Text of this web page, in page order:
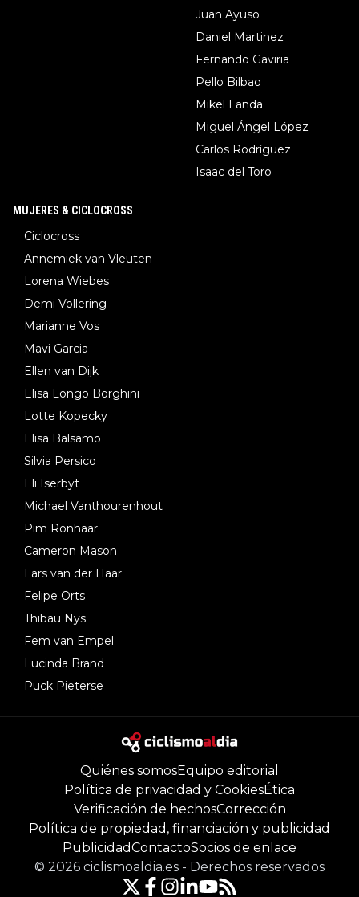
Juan Ayuso
Daniel Martinez
Fernando Gaviria
Pello Bilbao
Mikel Landa
Miguel Ángel López
Carlos Rodríguez
Isaac del Toro
MUJERES & CICLOCROSS
Ciclocross
Annemiek van Vleuten
Lorena Wiebes
Demi Vollering
Marianne Vos
Mavi Garcia
Ellen van Dijk
Elisa Longo Borghini
Lotte Kopecky
Elisa Balsamo
Silvia Persico
Eli Iserbyt
Michael Vanthourenhout
Pim Ronhaar
Cameron Mason
Lars van der Haar
Felipe Orts
Thibau Nys
Fem van Empel
Lucinda Brand
Puck Pieterse
Quiénes somosEquipo editorial
Política de privacidad y CookiesÉtica
Verificación de hechosCorrección
Política de propiedad, financiación y publicidad
PublicidadContactoSocios de enlace
© 2026 ciclismoaldia.es - Derechos reservados